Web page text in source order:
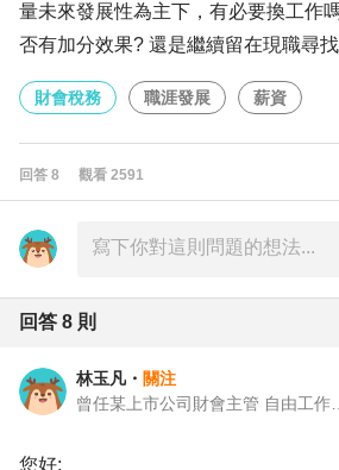
量未來發展性為主下，有必要換工作
否有加分效果? 還是繼續留在現職尋
財會稅務 職涯發展 薪資
回答 8 觀看 2591
回答 8 則
林玉凡 ・ 關注
您好: